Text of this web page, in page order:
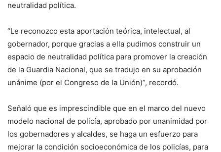
neutralidad política.
“Le reconozco esta aportación teórica, intelectual, al
gobernador, porque gracias a ella pudimos construir un
espacio de neutralidad política para promover la creación
de la Guardia Nacional, que se tradujo en su aprobación
unánime (por el Congreso de la Unión)”, recordó.
Señaló que es imprescindible que en el marco del nuevo
modelo nacional de policía, aprobado por unanimidad por
los gobernadores y alcaldes, se haga un esfuerzo para
mejorar la condición socioeconómica de los policías, para